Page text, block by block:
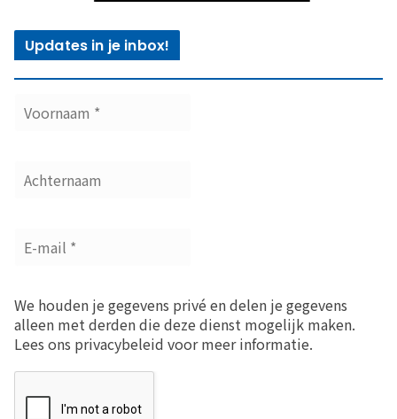
Updates in je inbox!
We houden je gegevens privé en delen je gegevens
alleen met derden die deze dienst mogelijk maken.
Lees ons privacybeleid voor meer informatie.